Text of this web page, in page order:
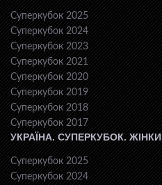
Суперкубок 2025
Суперкубок 2024
Суперкубок 2023
Суперкубок 2021
Суперкубок 2020
Суперкубок 2019
Суперкубок 2018
Суперкубок 2017
УКРАЇНА. СУПЕРКУБОК. ЖІНКИ
Суперкубок 2025
Суперкубок 2024